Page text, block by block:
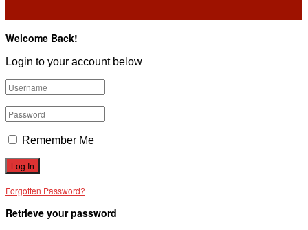
Welcome Back!
Login to your account below
Remember Me
Forgotten Password?
Retrieve your password